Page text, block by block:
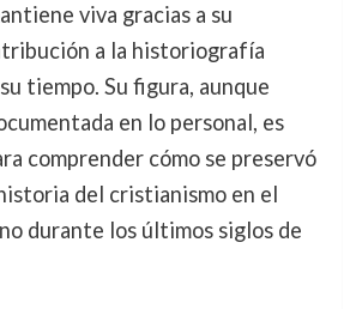
viva gracias a su
a la historiografía
tiempo. Su figura, aunque
en lo personal, es
comprender cómo se preservó
del cristianismo en el
durante los últimos siglos de